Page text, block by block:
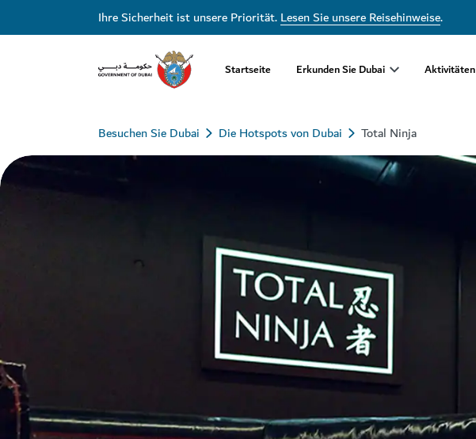
Ihre Sicherheit ist unsere Priorität.Lesen Sie unsere Reisehinweise.
Startseite Erkunden Sie Dubai Aktivitäten
Besuchen Sie Dubai Die Hotspots von Dubai Total Ninja